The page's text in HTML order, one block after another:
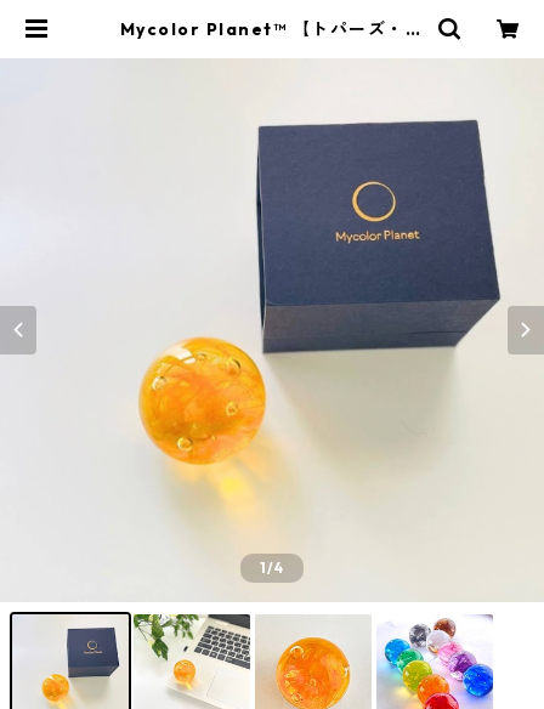
Mycolor Planet™ 【トパーズ・橙
1/4